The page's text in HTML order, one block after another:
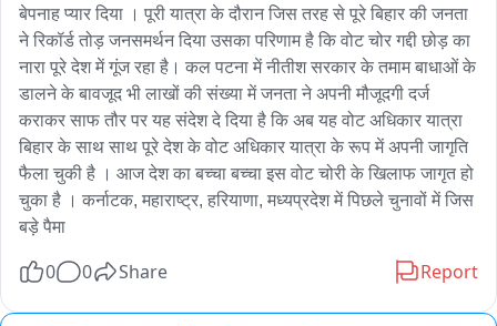
बेपनाह प्यार दिया । पूरी यात्रा के दौरान जिस तरह से पूरे बिहार की जनता
ने रिकॉर्ड तोड़ जनसमर्थन दिया उसका परिणाम है कि वोट चोर गद्दी छोड़ का
नारा पूरे देश में गूंज रहा है। कल पटना में नीतीश सरकार के तमाम बाधाओं के
डालने के बावजूद भी लाखों की संख्या में जनता ने अपनी मौजूदगी दर्ज
कराकर साफ तौर पर यह संदेश दे दिया है कि अब यह वोट अधिकार यात्रा
बिहार के साथ साथ पूरे देश के वोट अधिकार यात्रा के रूप में अपनी जागृति
फैला चुकी है । आज देश का बच्चा बच्चा इस वोट चोरी के खिलाफ जागृत हो
चुका है । कर्नाटक, महाराष्ट्र, हरियाणा, मध्यप्रदेश में पिछले चुनावों में जिस
बड़े पैमा
0 0 Share Report